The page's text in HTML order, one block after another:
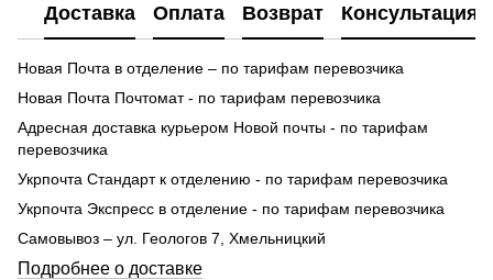
Доставка Оплата Возврат Консультация
Новая Почта в отделение – по тарифам перевозчика
Новая Почта Почтомат - по тарифам перевозчика
Адресная доставка курьером Новой почты - по тарифам
перевозчика
Укрпочта Стандарт к отделению - по тарифам перевозчика
Укрпочта Экспресс в отделение - по тарифам перевозчика
Самовывоз – ул. Геологов 7, Хмельницкий
Подробнее о доставке